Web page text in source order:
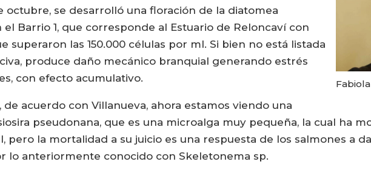
octubre, se desarrolló una floración de la diatomea
el Barrio 1, que corresponde al Estuario de Reloncaví con
superaron las 150.000 células por ml. Si bien no está listada
produce daño mecánico branquial generando estrés
con efecto acumulativo.
de acuerdo con Villanueva, ahora estamos viendo una
pseudonana, que es una microalga muy pequeña, la cual ha
pero la mortalidad a su juicio es una respuesta de los salmones a
lo anteriormente conocido con Skeletonema sp.